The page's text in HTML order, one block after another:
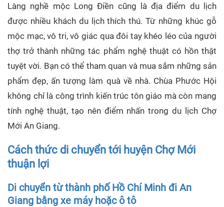
Làng nghề mộc Long Điền cũng là địa điểm du lịch
được nhiều khách du lịch thích thú. Từ những khúc gỗ
mộc mạc, vô tri, vô giác qua đôi tay khéo léo của người
thợ trở thành những tác phẩm nghệ thuật có hồn thật
tuyệt vời. Bạn có thể tham quan và mua sắm những sản
phẩm đẹp, ấn tượng làm quà về nhà. Chùa Phước Hội
không chỉ là công trình kiến trúc tôn giáo mà còn mang
tính nghệ thuật, tạo nên điểm nhấn trong du lịch Chợ
Mới An Giang.
Cách thức di chuyển tới huyện Chợ Mới
thuận lợi
Di chuyển từ thành phố Hồ Chí Minh đi An
Giang bằng xe máy hoặc ô tô